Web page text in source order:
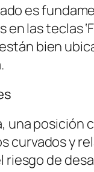
es
las teclas
bien
curvados y
de